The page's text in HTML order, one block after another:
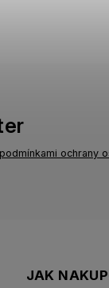
JAK
podmínkami ochrany